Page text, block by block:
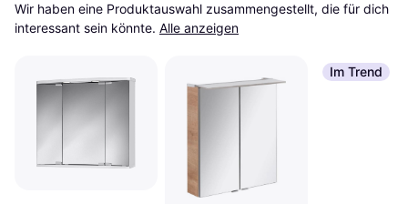
Wir haben eine Produktauswahl zusammengestellt, die für dich
interessant sein könnte. Alle anzeigen
Im Trend